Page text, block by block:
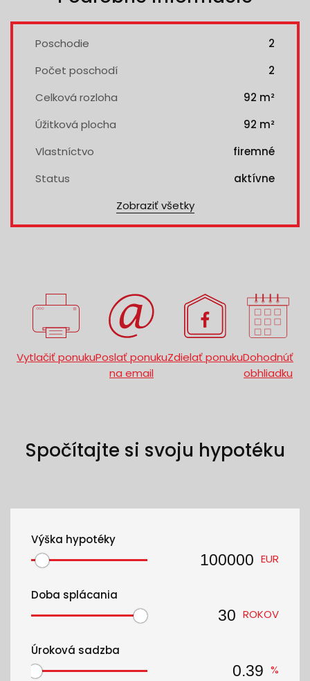
Poschodie
2
Počet poschodí
2
Celková rozloha
92 m²
Úžitková plocha
92 m²
Vlastníctvo
firemné
Status
aktívne
Zobraziť všetky
Vytlačiť ponukuPoslať ponuku
na email
Zdielať ponukuDohodnúť
obhliadku
Spočítajte si svoju hypotéku
Výška hypotéky
EUR
Doba splácania
ROKOV
Úroková sadzba
%